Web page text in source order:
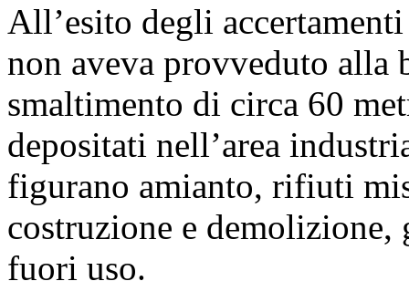
All’esito degli
non aveva provveduto alla
smaltimento di circa 60
depositati nell’area
figurano amianto, rifiuti
costruzione e
fuori uso.